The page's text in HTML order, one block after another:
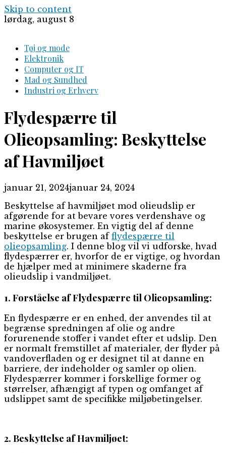
Skip to content
lørdag, august 8
Tøj og mode
Elektronik
Computer og IT
Mad og Sundhed
Industri og Erhverv
Flydespærre til
Olieopsamling: Beskyttelse
af Havmiljøet
januar 21, 2024januar 24, 2024
Beskyttelse af havmiljøet mod olieudslip er
afgørende for at bevare vores verdenshave og
marine økosystemer. En vigtig del af denne
beskyttelse er brugen af flydespærre til
olieopsamling. I denne blog vil vi udforske, hvad
flydespærrer er, hvorfor de er vigtige, og hvordan
de hjælper med at minimere skaderne fra
olieudslip i vandmiljøet.
1. Forståelse af Flydespærre til Olieopsamling:
En flydespærre er en enhed, der anvendes til at
begrænse spredningen af olie og andre
forurenende stoffer i vandet efter et udslip. Den
er normalt fremstillet af materialer, der flyder på
vandoverfladen og er designet til at danne en
barriere, der indeholder og samler op olien.
Flydespærrer kommer i forskellige former og
størrelser, afhængigt af typen og omfanget af
udslippet samt de specifikke miljøbetingelser.
2. Beskyttelse af Havmiljøet: